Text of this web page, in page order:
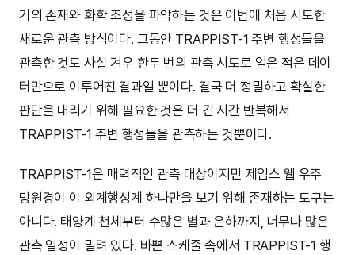
기의 존재와 화학 조성을 파악하는 것은 이번에 처음 시도한
새로운 관측 방식이다. 그동안 TRAPPIST-1 주변 행성들을
관측한 것도 사실 겨우 한두 번의 관측 시도로 얻은 적은 데이
터만으로 이루어진 결과일 뿐이다. 결국 더 정밀하고 확실한
판단을 내리기 위해 필요한 것은 더 긴 시간 반복해서
TRAPPIST-1 주변 행성들을 관측하는 것뿐이다.
TRAPPIST-1은 매력적인 관측 대상이지만 제임스 웹 우주
망원경이 이 외계행성계 하나만을 보기 위해 존재하는 도구는
아니다. 태양계 천체부터 수많은 별과 은하까지, 너무나 많은
관측 일정이 밀려 있다. 바쁜 스케줄 속에서 TRAPPIST-1 행